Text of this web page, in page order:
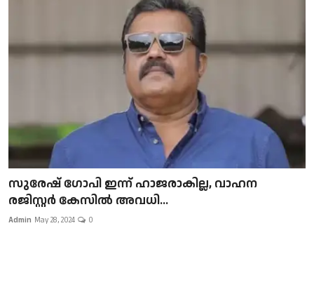
സുരേഷ് ഗോപി ഇന്ന് ഹാജരാകില്ല, വാഹന
രജിസ്റ്റർ കേസിൽ അവധി...
Admin May 28, 2024 0